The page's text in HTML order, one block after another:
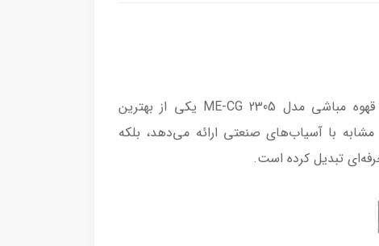
اگر از علاقه‌مندان جدی قهوه هستید و به دنبال طعمی اصیل و تجربه‌ای حرفه‌ای در خانه می‌گردید، آسیاب قهوه مباشی مدل ME-CG 2305 یکی از بهترین
با آسیاب‌های صنعتی ارائه می‌دهد، بلکه
تبدیل کرده است.